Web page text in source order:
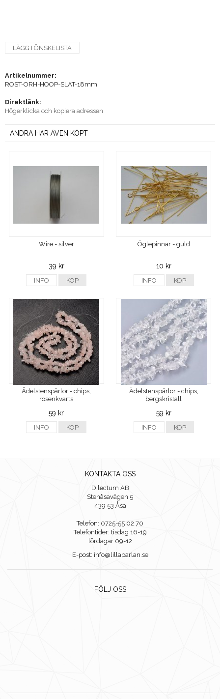
LÄGG I ÖNSKELISTA
Artikelnummer:
ROST-ORH-HOOP-SLAT-18mm
Direktlänk:
Högerklicka och kopiera adressen
ANDRA HAR ÄVEN KÖPT
Wire - silver
39 kr
INFO KÖP
Öglepinnar - guld
10 kr
INFO KÖP
Ädelstenspärlor - chips,
rosenkvarts
59 kr
INFO KÖP
Ädelstenspärlor - chips,
bergskristall
59 kr
INFO KÖP
KONTAKTA OSS
Dilectum AB
Stenåsavägen 5
439 53 Åsa
Telefon: 0725-55 02 70
Telefontider: tisdag 16-19
lördagar 09-12
E-post: info@lillaparlan.se
FÖLJ OSS